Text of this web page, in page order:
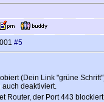
#5
(Dein Link "grüne
auch deaktiviert.
Router, der Port 443 blockiert